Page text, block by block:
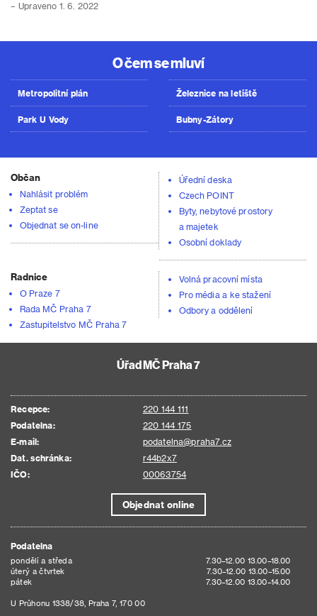
– Upraveno 1. 6. 2022
O čem se mluví
Metropolitní plán
Park U Vody
Železnice na letiště
Bubny-Zátory
Občan
Nahlásit problém
Zeptat se
Objednat se on-line
Úřední deska
Czech POINT
Byty, nebytové prostory
a majetek
Osobní doklady
Radnice
O Praze 7
Rada MČ Praha 7
Zastupitelstvo MČ Praha 7
Volná pracovní místa
Pro média a ke stažení
Odbory a oddělení
Úřad MČ Praha 7
Recepce:
220 144 111
Podatelna:
220 144 175
E-mail:
podatelna@praha7.cz
Dat. schránka:
r44b2x7
IČO:
00063754
Objednat online
Podatelna
pondělí a středa
7.30–12.00 13.00–18.00
úterý a čtvrtek
7.30–12.00 13.00–15.00
pátek
7.30–12.00 13.00–14.00
U Průhonu 1338/38, Praha 7, 170 00